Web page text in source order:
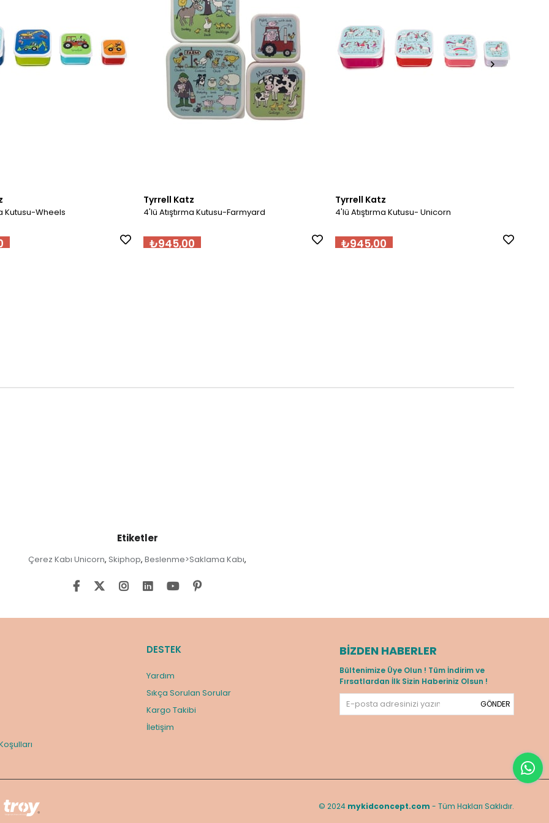
Kutusu-Wheels
Tyrrell Katz
4'lü Atıştırma Kutusu-Farmyard
₺945,00
Tyrrell Katz
4'lü Atıştırma Kutusu- Unicorn
₺945,00
Etiketler
Çerez Kabı Unicorn, Skiphop, Beslenme>Saklama Kabı,
DESTEK
Yardım
Sıkça Sorulan Sorular
Kargo Takibi
İletişim
BIZDEN HABERLER
Bültenimize Üye Olun ! Tüm İndirim ve
Fırsatlardan İlk Sizin Haberiniz Olsun !
GÖNDER
© 2024 mykidconcept.com - Tüm Hakları Saklıdır.